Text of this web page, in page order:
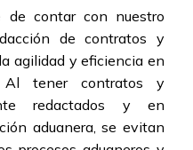
de contar con nuestro
de contratos y
agilidad y eficiencia en
Al tener contratos y
redactados y en
aduanera, se evitan